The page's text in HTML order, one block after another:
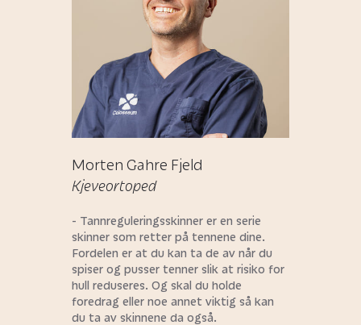
Morten Gahre Fjeld
Kjeveortoped
- Tannreguleringsskinner er en serie
skinner som retter på tennene dine.
Fordelen er at du kan ta de av når du
spiser og pusser tenner slik at risiko for
hull reduseres. Og skal du holde
foredrag eller noe annet viktig så kan
du ta av skinnene da også.